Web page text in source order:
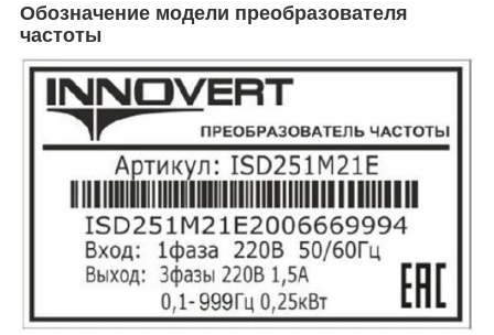
Обозначение модели преобразователя
частоты